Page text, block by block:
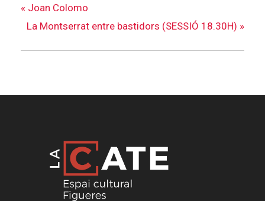
« Joan Colomo
La Montserrat entre bastidors (SESSIÓ 18.30H) »